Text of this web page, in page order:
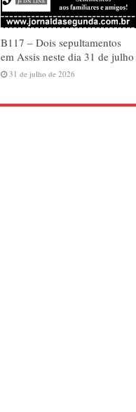
B117 – Dois sepultamentos
em Assis neste dia 31 de julho
31 de julho de 2026